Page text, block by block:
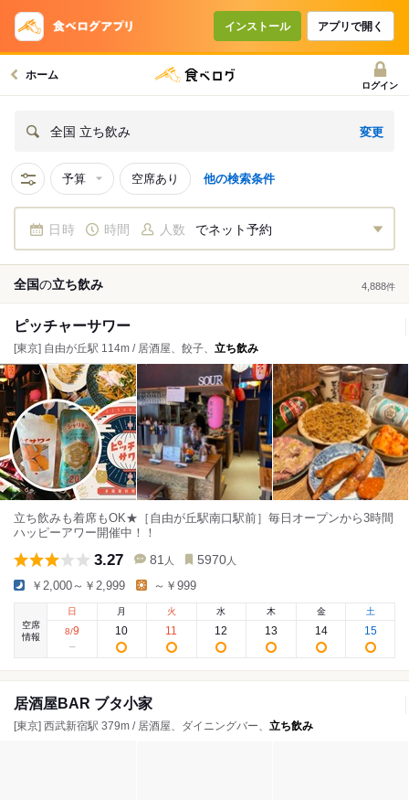
インストール アプリで開く
ホーム
ログイン
全国 立ち飲み 変更
予算 空席あり 他の検索条件
日時 時間 人数 でネット予約
全国の立ち飲み 4,888件
ピッチャーサワー
[東京] 自由が丘駅 114m / 居酒屋、餃子、 立ち飲み
立ち飲みも着席もOK★［自由が丘駅南口駅前］毎日オープンから3時間
ハッピーアワー開催中！！
3.27 81 人 5970 人
￥2,000～￥2,999 ～￥999
空席
情報
日
8/9
月
10
火
11
水
12
木
13
金
14
土
15
居酒屋BAR ブタ小家
[東京] 西武新宿駅 379m / 居酒屋、ダイニングバー、 立ち飲み